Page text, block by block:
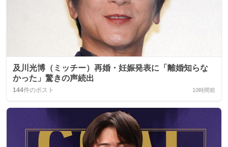
及川光博（ミッチー）再婚・妊娠発表に「離婚知らな
かった」驚きの声続出
144件のポスト 10時間前